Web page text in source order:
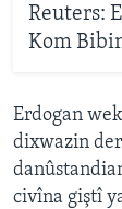
Reuters:
Kom
Erdogan
dixwazin
civîna giştî